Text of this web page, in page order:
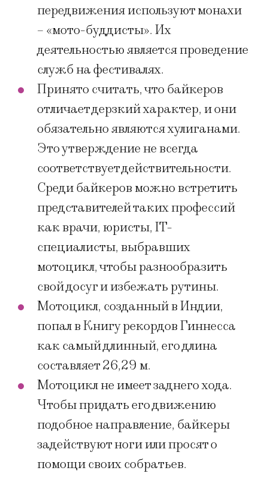
передвижения используют монахи
– «мото-буддисты». Их
деятельностью является проведение
служб на фестивалях.
Принято считать, что байкеров
отличает дерзкий характер, и они
обязательно являются хулиганами.
Это утверждение не всегда
соответствует действительности.
Среди байкеров можно встретить
представителей таких профессий
как врачи, юристы, IT-
специалисты, выбравших
мотоцикл, чтобы разнообразить
свой досуг и избежать рутины.
Мотоцикл, созданный в Индии,
попал в Книгу рекордов Гиннесса
как самый длинный, его длина
составляет 26,29 м.
Мотоцикл не имеет заднего хода.
Чтобы придать его движению
подобное направление, байкеры
задействуют ноги или просят о
помощи своих собратьев.